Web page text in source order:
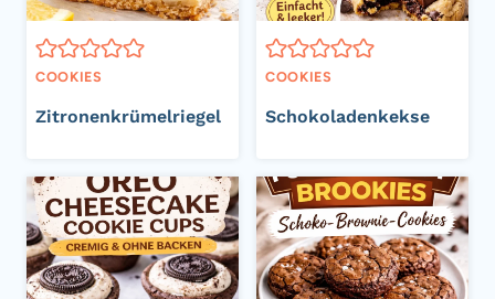
COOKIES
Zitronenkrümelriegel
COOKIES
Schokoladenkekse